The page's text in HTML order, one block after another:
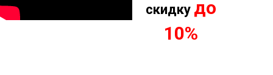
скидку до
10%